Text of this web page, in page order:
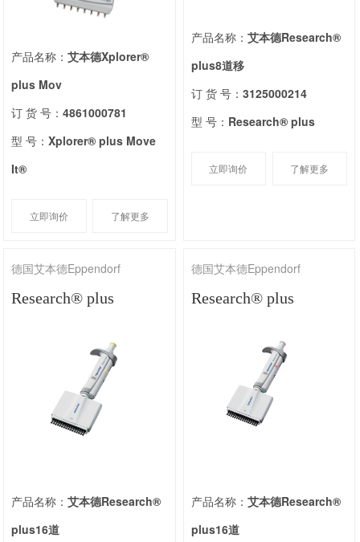
产品名称：艾本德Xplorer®
plus Mov
订 货 号：4861000781
型 号：Xplorer® plus Move
It®
立即询价 了解更多
产品名称： 艾本德Research®
plus8道移
订 货 号： 3125000214
型 号： Research® plus
立即询价 了解更多
德国艾本德Eppendorf
Research® plus
产品名称：艾本德Research®
plus16道
德国艾本德Eppendorf
Research® plus
产品名称： 艾本德Research®
plus16道